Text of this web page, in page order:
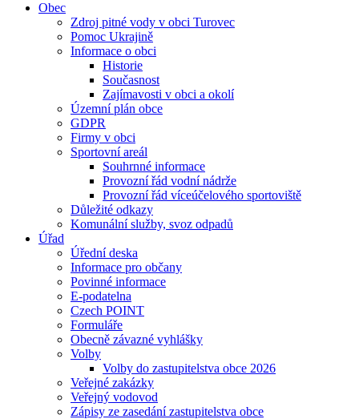
Obec
Zdroj pitné vody v obci Turovec
Pomoc Ukrajině
Informace o obci
Historie
Současnost
Zajímavosti v obci a okolí
Územní plán obce
GDPR
Firmy v obci
Sportovní areál
Souhrnné informace
Provozní řád vodní nádrže
Provozní řád víceúčelového sportoviště
Důležité odkazy
Komunální služby, svoz odpadů
Úřad
Úřední deska
Informace pro občany
Povinné informace
E-podatelna
Czech POINT
Formuláře
Obecně závazné vyhlášky
Volby
Volby do zastupitelstva obce 2026
Veřejné zakázky
Veřejný vodovod
Zápisy ze zasedání zastupitelstva obce